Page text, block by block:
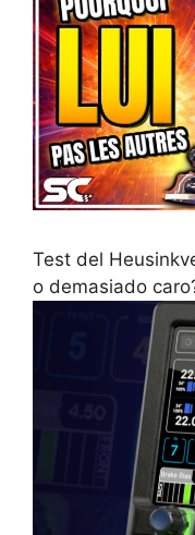
Test del
o demasiado